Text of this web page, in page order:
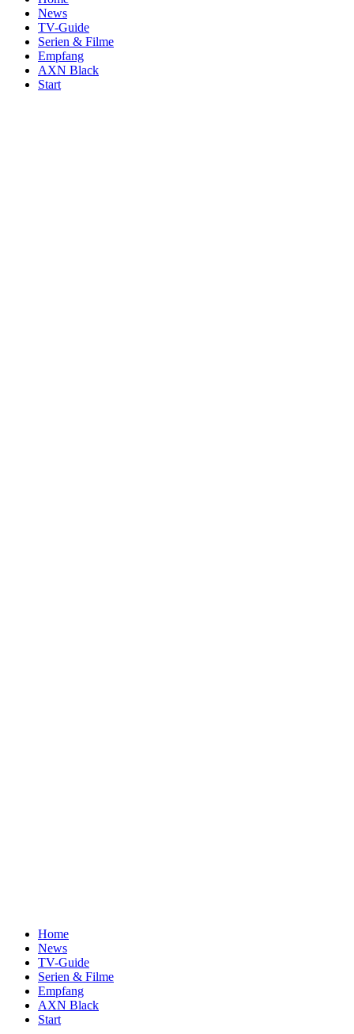
News
TV-Guide
Serien & Filme
Empfang
AXN Black
Start
Home
News
TV-Guide
Serien & Filme
Empfang
AXN Black
Start